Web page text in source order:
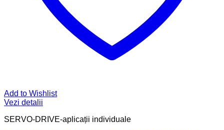
Add to Wishlist
Vezi detalii
SERVO-DRIVE-aplicații individuale